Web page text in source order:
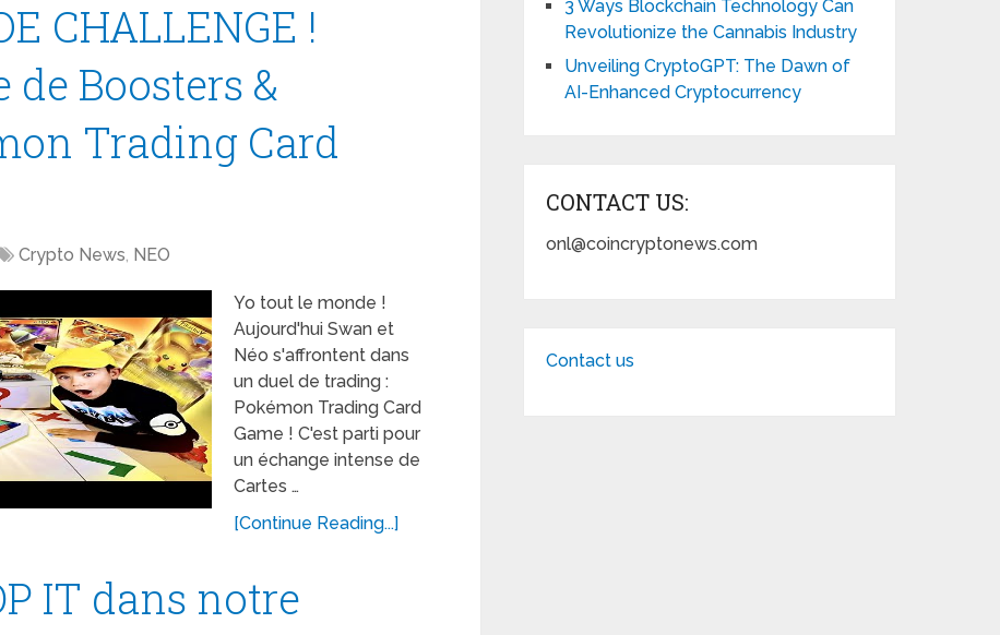
CHALLENGE !
Boosters &
Trading Card
Crypto News, NEO
Yo tout le monde !
Aujourd'hui Swan et
Néo s'affrontent dans
un duel de trading :
Pokémon Trading Card
Game ! C'est parti pour
un échange intense de
Cartes …
[Continue Reading...]
IT dans notre
3 Ways Blockchain Technology Can
Revolutionize the Cannabis Industry
Unveiling CryptoGPT: The Dawn of
AI-Enhanced Cryptocurrency
CONTACT US:
onl@coincryptonews.com
Contact us